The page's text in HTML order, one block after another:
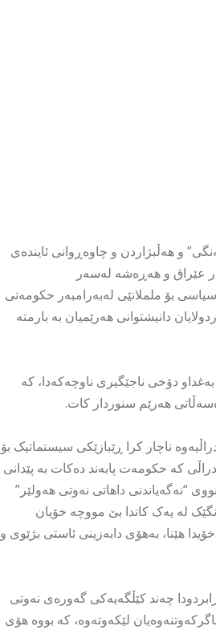
و هەڵبژاردن و چاوەڕوانی ئایندەی
عێراق و هەڕەشە لەسەر
بۆ ململانێی لەبەرامبەر حکومەتی
دانیشتوانی هەرێمیان بە بارمتە
دۆخی ناجێگیری ناوچەکەدا، کە
هەرێم سنوردار کات.
فیدراڵیەوە ناچار کرا ڕێبازێکی سیستماتیک بۆ
کە حکومەت پابەند دەکات بە پێدانی
دەستوور، بەڵام چەندین جار بە تایبەتی لە نیوەی یەکەمی ساڵی ٢٠٢٥ بە بیانووی “نەگەیاندنی داهاتی نەوتی هەولێر”
بۆ ماوەی چەند مانگێک لە یەک کاتدا بێ مووچە خۆیان
هێنا، بەهۆی دابەزینی ئاستی بژێوی و
چەند کێڵگەیەکی گەورەی نەوتی
لێکەوتەوە، کە بووە هۆی